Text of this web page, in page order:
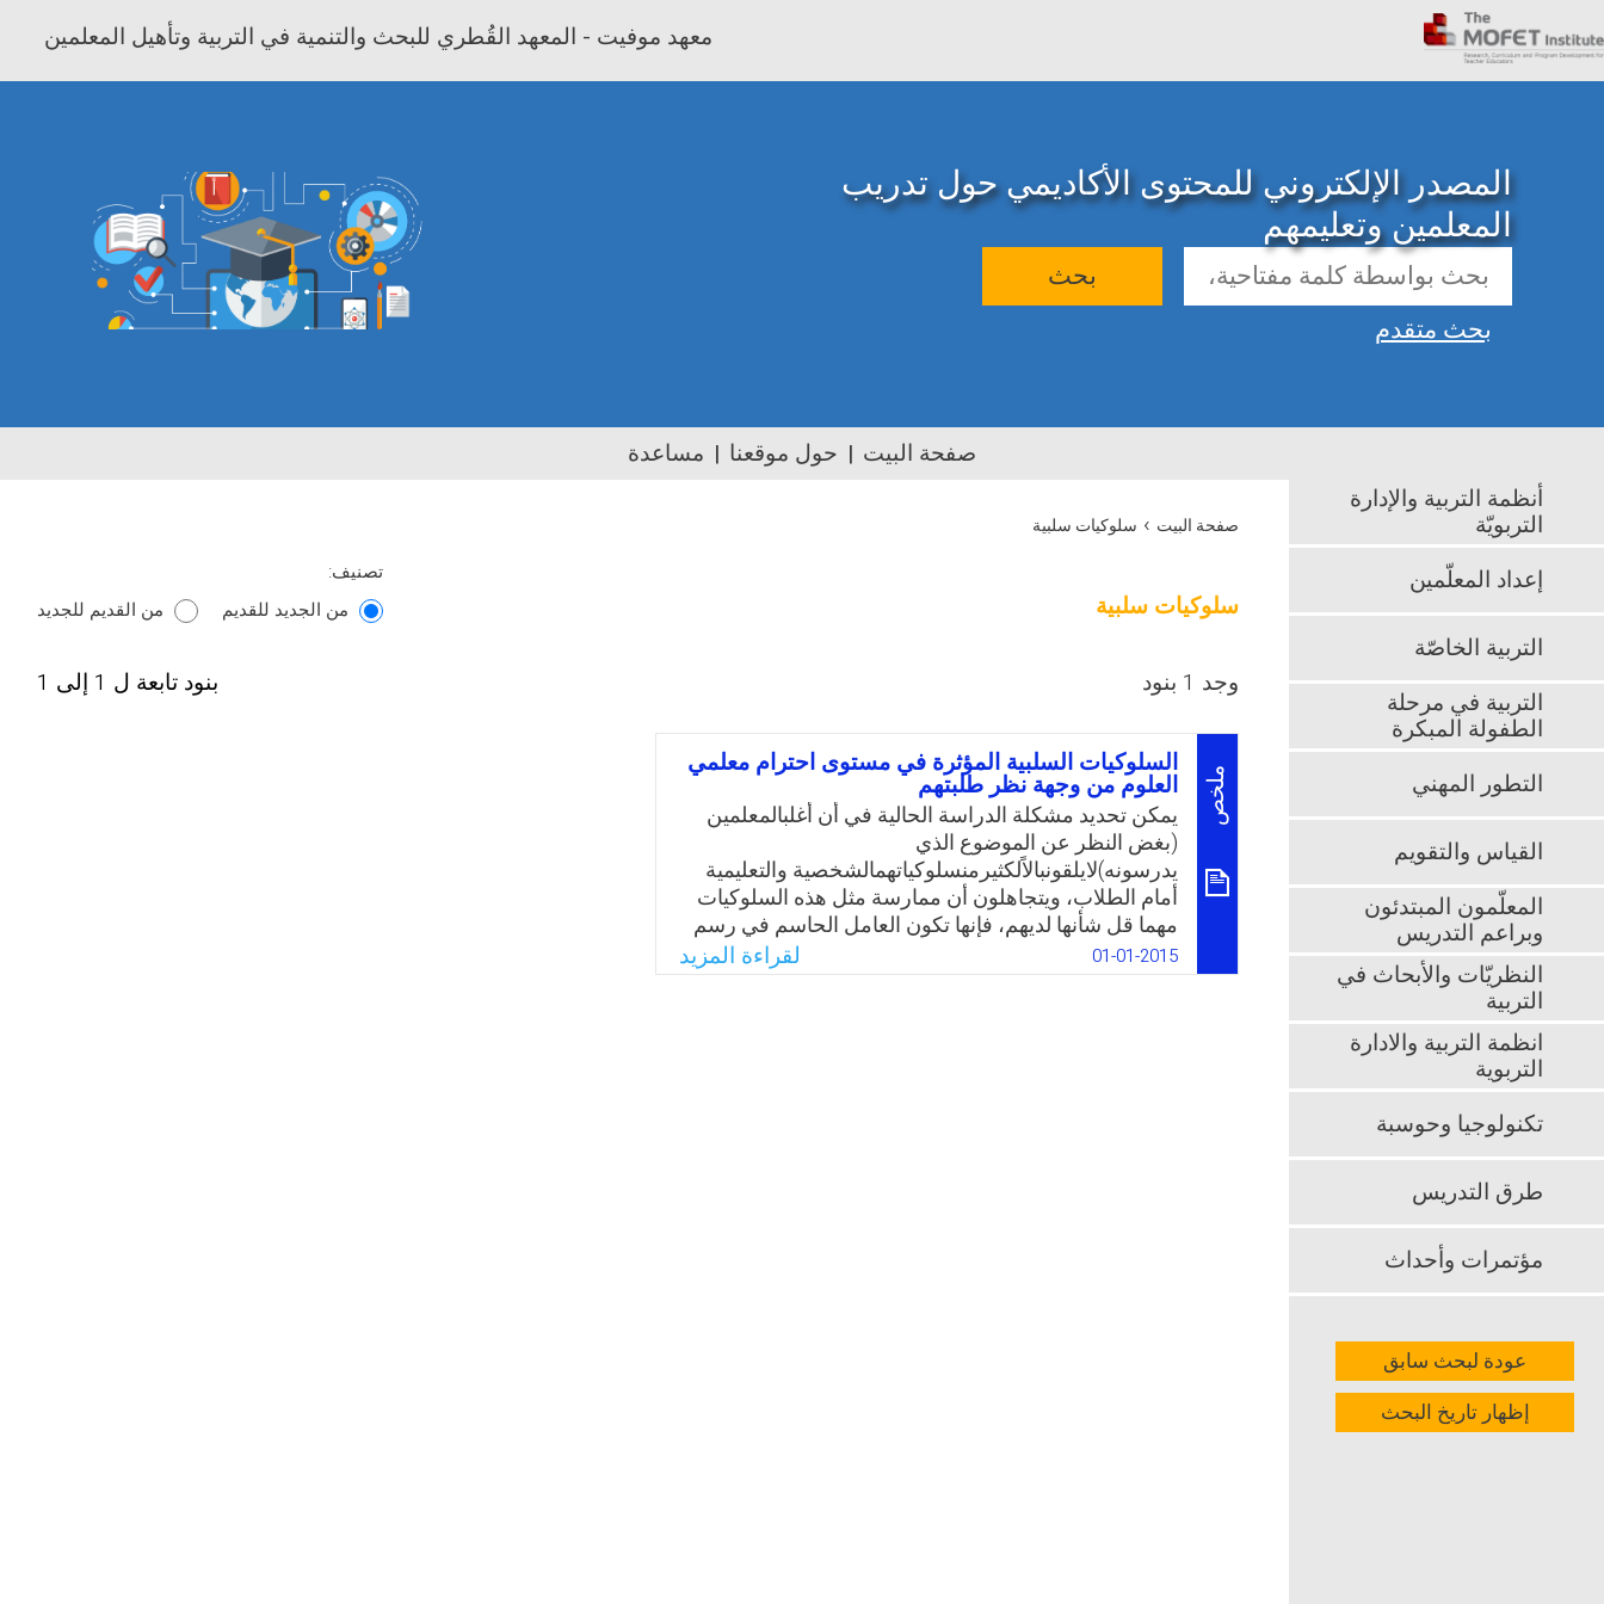
معهد موفيت - المعهد القُطري للبحث والتنمية في التربية وتأهيل المعلمين
المصدر الإلكتروني للمحتوى الأكاديمي حول تدريب
المعلمين وتعليمهم
بحث
بحث متقدم
صفحة البيت حول موقعنا مساعدة
صفحة البيت › سلوكيات سلبية
سلوكيات سلبية
تصنيف:
من الجديد للقديم
من القديم للجديد
وجد 1 بنود بنود تابعة ل 1 إلى 1
ملخص
السلوكيات السلبية المؤثرة في مستوى احترام معلمي
العلوم من وجهة نظر طلبتهم
يمكن تحديد مشكلة الدراسة الحالية في أن أغلبالمعلمين
(بغض النظر عن الموضوع الذي
يدرسونه)لايلقونبالاًلكثيرمنسلوكياتهمالشخصية والتعليمية
أمام الطلاب، ويتجاهلون أن ممارسة مثل هذه السلوكيات
مهما قل شأنها لديهم، فإنها تكون العامل الحاسم في رسم
تفاصيل صورتهم،وبناء ثقتهم واحترامهم وهيبتهم لدى
طلبتهم، وعلى العكس من ذلك فإن أكثرهم يعدّون أنفسهم
01-01-2015 لقراءة المزيد
أنظمة التربية والإدارة
التربويّة
إعداد المعلّمين
التربية الخاصّة
التربية في مرحلة
الطفولة المبكرة
التطور المهني
القياس والتقويم
المعلّمون المبتدئون
وبراعم التدريس
النظريّات والأبحاث في
التربية
انظمة التربية والادارة
التربوية
تكنولوجيا وحوسبة
طرق التدريس
مؤتمرات وأحداث
عودة لبحث سابق
إظهار تاريخ البحث